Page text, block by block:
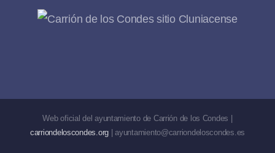
Web oficial del ayuntamiento de Carrión de los Condes |
carriondeloscondes.org | ayuntamiento@carriondeloscondes.es